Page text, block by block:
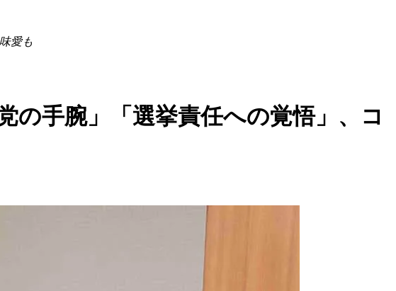
愛も
の手腕」「選挙責任への覚悟」、コ